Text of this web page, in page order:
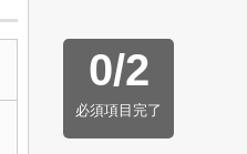
0/2
必須項目完了